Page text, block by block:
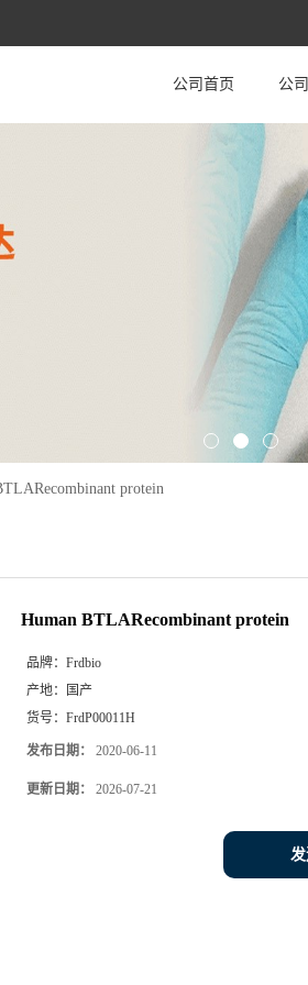
公司首页 公
protein
Human BTLARecombinant protein
品牌： Frdbio
产地：
国产
货号： FrdP00011H
发布日期： 2020-06-11
更新日期： 2026-07-21